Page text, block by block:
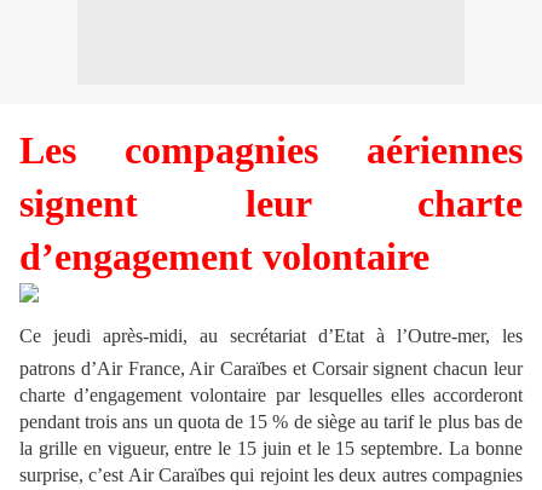
Les compagnies aériennes
signent leur charte
d’engagement volontaire
Ce jeudi après-midi, au secrétariat d’Etat à l’Outre-mer, les
patrons d’Air France, Air Caraïbes et Corsair signent chacun leur
charte d’engagement volontaire par lesquelles elles accorderont
pendant trois ans un quota de 15 % de siège au tarif le plus bas de
la grille en vigueur, entre le 15 juin et le 15 septembre. La bonne
surprise, c’est Air Caraïbes qui rejoint les deux autres compagnies